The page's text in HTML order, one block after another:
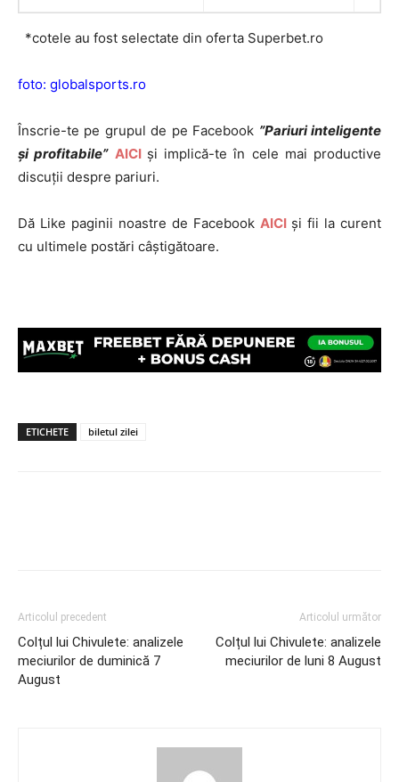
*cotele au fost selectate din oferta Superbet.ro
foto: globalsports.ro
Înscrie-te pe grupul de pe Facebook ”Pariuri inteligente
și profitabile” AICI și implică-te în cele mai productive
discuții despre pariuri.
Dă Like paginii noastre de Facebook AICI și fii la curent
cu ultimele postări câștigătoare.
ETICHETE biletul zilei
Articolul precedent
Colțul lui Chivulete: analizele
meciurilor de duminică 7
August
Articolul următor
Colțul lui Chivulete: analizele
meciurilor de luni 8 August